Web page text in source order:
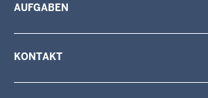
AUFGABEN
KONTAKT